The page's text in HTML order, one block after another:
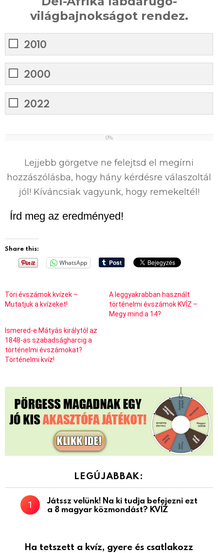
világbajnokságot rendez.
2010
2000
2022
0%
Lejjebb görgetve ne felejtsd el megírni
hozzászólásba, hogy hány kérdésre válaszoltál
jól! Kíváncsiak vagyunk, hogy remekeltél!
Írd meg az eredményed!
Share this:
WhatsApp
Töri évszámok kvízek –
Mutatjuk a kvízeket!
A leggyakrabban használt
történelmi évszámok KVÍZ –
Megy mind a 14?
Ismered-e Mátyás királytól az
1848-as szabadságharcig a
történelmi évszámokat?
Történelmi kvíz!
LEGÚJABBAK:
Játssz velünk! Na ki tudja befejezni ezt
a 8 magyar közmondást? KVÍZ
Ha tetszett a kvíz, gyere és csatlakozz